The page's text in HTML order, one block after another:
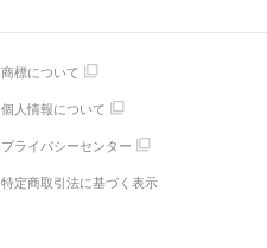
商標について
個人情報について
プライバシーセンター
特定商取引法に基づく表示